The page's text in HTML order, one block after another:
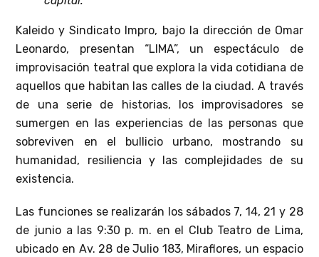
Kaleido y Sindicato Impro, bajo la dirección de Omar
Leonardo, presentan “LIMA”, un espectáculo de
improvisación teatral que explora la vida cotidiana de
aquellos que habitan las calles de la ciudad. A través
de una serie de historias, los improvisadores se
sumergen en las experiencias de las personas que
sobreviven en el bullicio urbano, mostrando su
humanidad, resiliencia y las complejidades de su
existencia.
Las funciones se realizarán los sábados 7, 14, 21 y 28
de junio a las 9:30 p. m. en el Club Teatro de Lima,
ubicado en Av. 28 de Julio 183, Miraflores, un espacio